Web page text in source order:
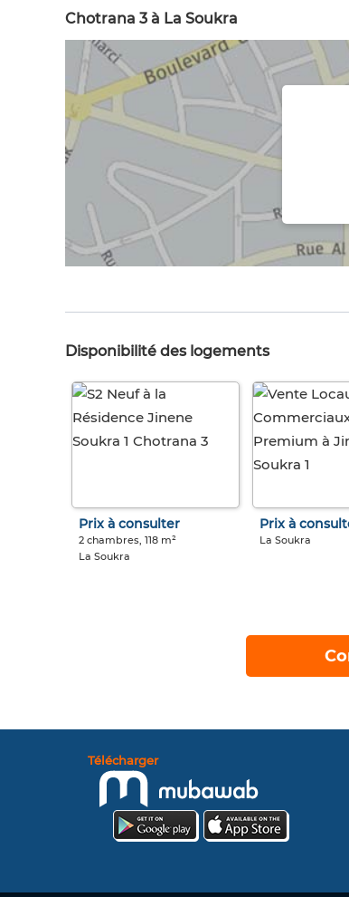
Chotrana 3 à La Soukra
Disponibilité des logements
Prix à consulter
2 chambres, 118 m²
La Soukra
Prix à
La Soukra
Télécharger